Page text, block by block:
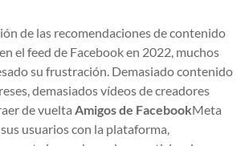
de las recomendaciones de contenido
el feed de Facebook en 2022, muchos
su frustración. Demasiado contenido
demasiados vídeos de creadores
de vuelta Amigos de FacebookMeta
usuarios con la plataforma,